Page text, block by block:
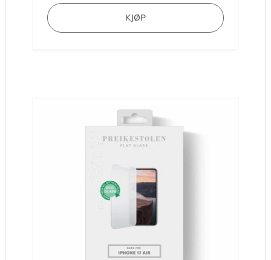
KJØP
produktet